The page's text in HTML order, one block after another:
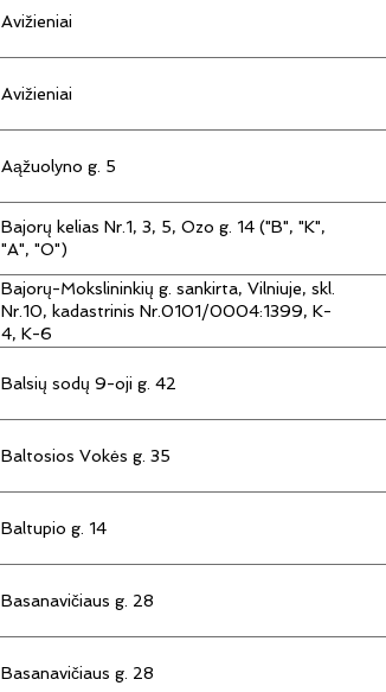
Avižieniai
Avižieniai
Aąžuolyno g. 5
Bajorų kelias Nr.1, 3, 5, Ozo g. 14 ("B", "K",
"A", "O")
Bajorų-Mokslininkių g. sankirta, Vilniuje, skl.
Nr.10, kadastrinis Nr.0101/0004:1399, K-
4, K-6
Balsių sodų 9-oji g. 42
Baltosios Vokės g. 35
Baltupio g. 14
Basanavičiaus g. 28
Basanavičiaus g. 28